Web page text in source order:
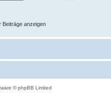
Beiträge anzeigen
© phpBB Limited